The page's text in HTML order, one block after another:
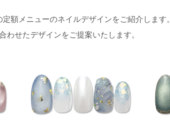
額メニューのネイルデザインをご紹介します。
わせたデザインをご提案いたします。